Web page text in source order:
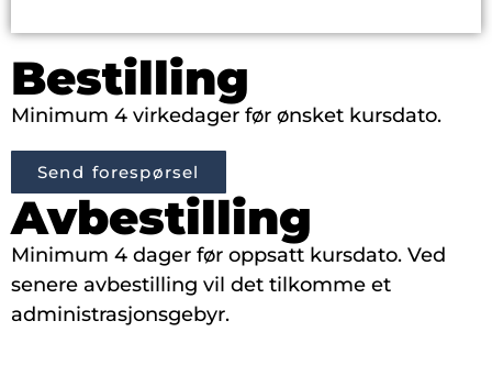
Bestilling
Minimum 4 virkedager før ønsket kursdato.
Send forespørsel
Avbestilling
Minimum 4 dager før oppsatt kursdato. Ved
senere avbestilling vil det tilkomme et
administrasjonsgebyr.